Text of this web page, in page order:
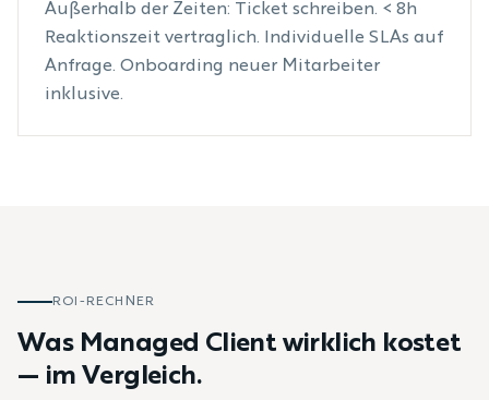
Außerhalb der Zeiten: Ticket schreiben. < 8h
Reaktionszeit vertraglich. Individuelle SLAs auf
Anfrage. Onboarding neuer Mitarbeiter
inklusive.
ROI-RECHNER
Was Managed Client wirklich kostet
— im Vergleich.